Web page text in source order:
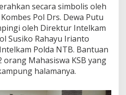
secara simbolis oleh
Pol Drs. Dewa Putu
oleh Direktur Intelkam
Susiko Rahayu Irianto
Polda NTB. Bantuan
orang Mahasiswa KSB yang
halamanya.